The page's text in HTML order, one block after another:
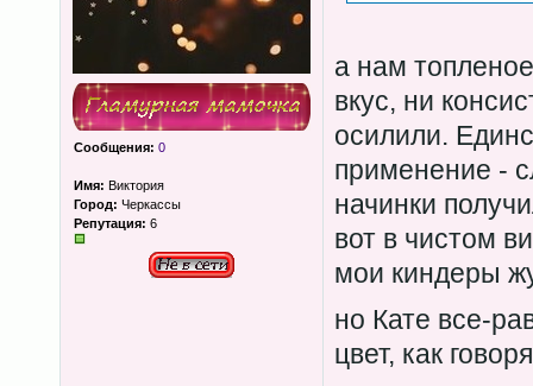
Сообщения: 0
Имя: Виктория
Город: Черкассы
Репутация: 6
а нам
вкус, ни
осилили.
применение -
начинки
вот в чистом
мои киндеры
но Кате все-
цвет, как